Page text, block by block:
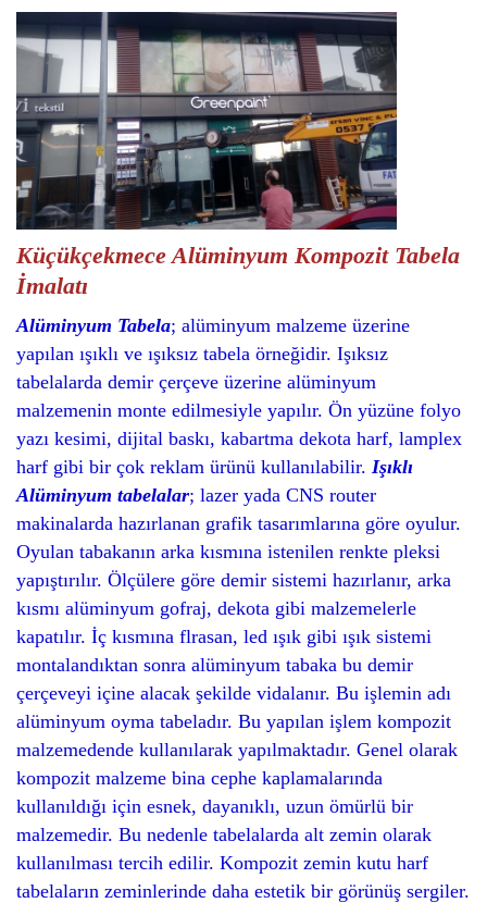
Küçükçekmece Alüminyum Kompozit Tabela
İmalatı
Alüminyum Tabela; alüminyum malzeme üzerine
yapılan ışıklı ve ışıksız tabela örneğidir. Işıksız
tabelalarda demir çerçeve üzerine alüminyum
malzemenin monte edilmesiyle yapılır. Ön yüzüne folyo
yazı kesimi, dijital baskı, kabartma dekota harf, lamplex
harf gibi bir çok reklam ürünü kullanılabilir. Işıklı
Alüminyum tabelalar; lazer yada CNS router
makinalarda hazırlanan grafik tasarımlarına göre oyulur.
Oyulan tabakanın arka kısmına istenilen renkte pleksi
yapıştırılır. Ölçülere göre demir sistemi hazırlanır, arka
kısmı alüminyum gofraj, dekota gibi malzemelerle
kapatılır. İç kısmına flrasan, led ışık gibi ışık sistemi
montalandıktan sonra alüminyum tabaka bu demir
çerçeveyi içine alacak şekilde vidalanır. Bu işlemin adı
alüminyum oyma tabeladır. Bu yapılan işlem kompozit
malzemedende kullanılarak yapılmaktadır. Genel olarak
kompozit malzeme bina cephe kaplamalarında
kullanıldığı için esnek, dayanıklı, uzun ömürlü bir
malzemedir. Bu nedenle tabelalarda alt zemin olarak
kullanılması tercih edilir. Kompozit zemin kutu harf
tabelaların zeminlerinde daha estetik bir görünüş sergiler.